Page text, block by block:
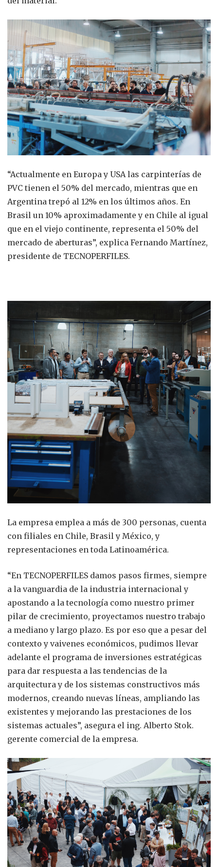
“Actualmente en Europa y USA las carpinterías de
PVC tienen el 50% del mercado, mientras que en
Argentina trepó al 12% en los últimos años. En
Brasil un 10% aproximadamente y en Chile al igual
que en el viejo continente, representa el 50% del
mercado de aberturas”, explica Fernando Martínez,
presidente de TECNOPERFILES.
La empresa emplea a más de 300 personas, cuenta
con filiales en Chile, Brasil y México, y
representaciones en toda Latinoamérica.
“En TECNOPERFILES damos pasos firmes, siempre
a la vanguardia de la industria internacional y
apostando a la tecnología como nuestro primer
pilar de crecimiento, proyectamos nuestro trabajo
a mediano y largo plazo. Es por eso que a pesar del
contexto y vaivenes económicos, pudimos llevar
adelante el programa de inversiones estratégicas
para dar respuesta a las tendencias de la
arquitectura y de los sistemas constructivos más
modernos, creando nuevas líneas, ampliando las
existentes y mejorando las prestaciones de los
sistemas actuales”, asegura el ing. Alberto Stok.
gerente comercial de la empresa.